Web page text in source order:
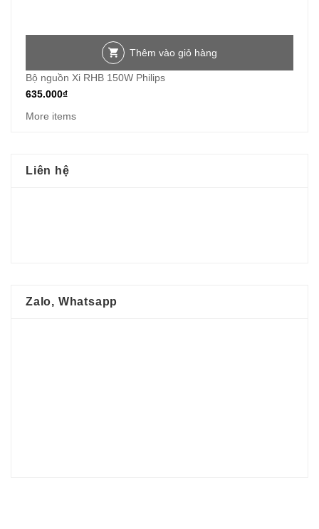
Thêm vào giỏ hàng
Bộ nguồn Xi RHB 150W Philips
635.000₫
More items
Liên hệ
Zalo, Whatsapp